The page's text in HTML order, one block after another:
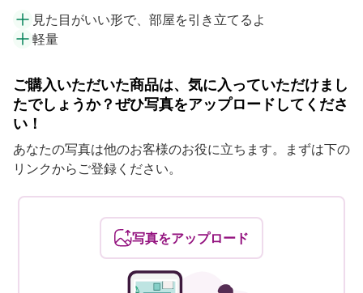
見た目がいい形で、部屋を引き立てるよ
軽量
ご購入いただいた商品は、気に入っていただけまし
たでしょうか？ぜひ写真をアップロードしてくださ
い！
あなたの写真は他のお客様のお役に立ちます。まずは下の
リンクからご登録ください。
写真をアップロード